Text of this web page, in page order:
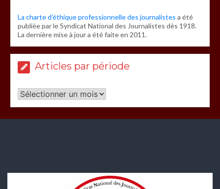
La charte d’éthique professionnelle des journalistes a été
publiée par le Syndicat National des Journalistes dès 1918.
La dernière mise à jour a été faite en 2011.
Articles par période
Articles
par
période